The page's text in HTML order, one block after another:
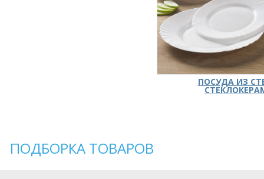
ПОСУДА ИЗ
ПОДБОРКА ТОВАРОВ